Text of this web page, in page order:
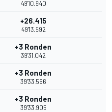
49'10.940
+26.415
49'13.592
+3 Ronden
39'31.042
+3 Ronden
39'33.566
+3 Ronden
39'33.905